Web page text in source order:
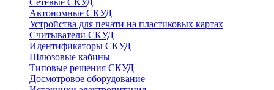
Сетевые СКУД
Автономные СКУД
Устройства для печати на пластиковых картах
Считыватели СКУД
Идентификаторы СКУД
Шлюзовые кабины
Типовые решения СКУД
Досмотровое оборудование